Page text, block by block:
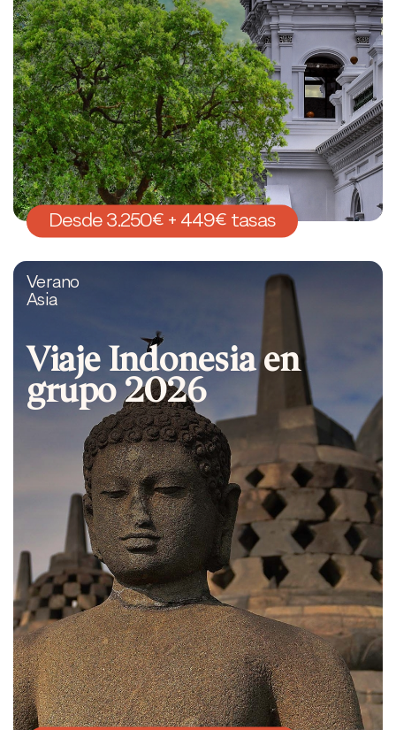
Desde 3.250€ + 449€ tasas
Verano
Asia
Viaje Indonesia en
grupo 2026